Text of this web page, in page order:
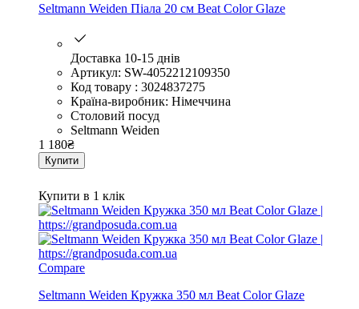
Seltmann Weiden Піала 20 см Beat Color Glaze
Доставка 10-15 днів
Артикул: SW-4052212109350
Код товару : 3024837275
Країна-виробник: Німеччина
Столовий посуд
Seltmann Weiden
1 180₴
Купити
Купити в 1 клік
Compare
Seltmann Weiden Кружка 350 мл Beat Color Glaze